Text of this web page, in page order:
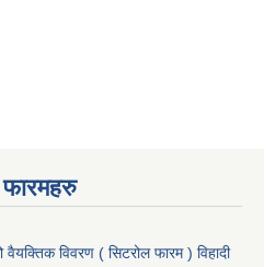
वैयक्तिक विवरण ( सिटरोल फारम ) विहादी